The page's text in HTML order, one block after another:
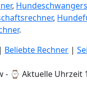
,
,
.
| Beliebte Rechner |
- ⌚ Aktuelle Uhrzeit